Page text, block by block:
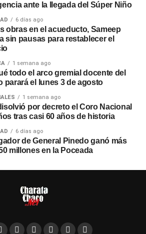
ante la llegada del Súper Niño
6 días ago
obras en el acueducto, Sameep
sin pausas para restablecer el
1 semana ago
todo el arco gremial docente del
parará el lunes 3 de agosto
1 semana ago
por decreto el Coro Nacional
tras casi 60 años de historia
6 días ago
de General Pinedo ganó más
millones en la Poceada